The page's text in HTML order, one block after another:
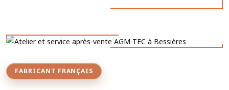
FABRICANT FRANÇAIS